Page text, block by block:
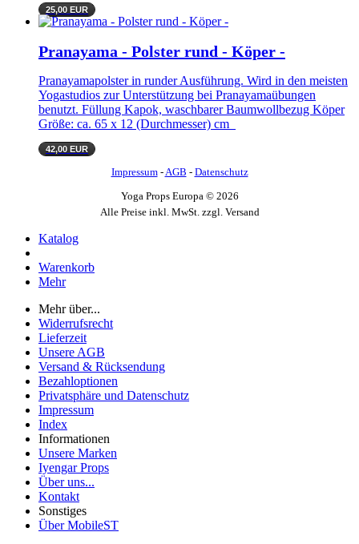
25,00 EUR
Pranayama - Polster rund - Köper -
Pranayamapolster in runder Ausführung. Wird in den meisten
Yogastudios zur Unterstützung bei Pranayamaübungen
benutzt. Füllung Kapok, waschbarer Baumwollbezug Köper
Größe: ca. 65 x 12 (Durchmesser) cm
42,00 EUR
Impressum-AGB - Datenschutz
Yoga Props Europa © 2026
Alle Preise inkl. MwSt. zzgl. Versand
Katalog
Warenkorb
Mehr
Mehr über...
Widerrufsrecht
Lieferzeit
Unsere AGB
Versand & Rücksendung
Bezahloptionen
Privatsphäre und Datenschutz
Impressum
Index
Informationen
Unsere Marken
Iyengar Props
Über uns...
Kontakt
Sonstiges
Über MobileST